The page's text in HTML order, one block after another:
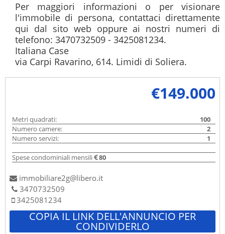
Per maggiori informazioni o per visionare
l'immobile di persona, contattaci direttamente
qui dal sito web oppure ai nostri numeri di
telefono: 3470732509 - 3425081234.
Italiana Case
via Carpi Ravarino, 614. Limidi di Soliera.
€149.000
Metri quadrati:
100
Numero camere:
2
Numero servizi:
1
Spese condominiali mensili 80
immobiliare2g@libero.it
3470732509
3425081234
COPIA IL LINK DELL'ANNUNCIO PER
CONDIVIDERLO